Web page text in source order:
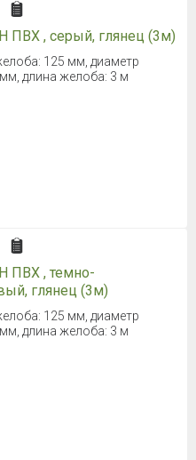
ПВХ , серый, глянец (3м)
125 мм, диаметр
длина желоба: 3 м
ПВХ , темно-
глянец (3м)
125 мм, диаметр
длина желоба: 3 м